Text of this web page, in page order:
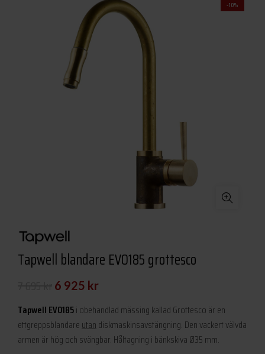
-10%
Tapwell blandare EVO185 grottesco
Det
ursprungliga
priset
var:
6 925 krDet
nuvarande
priset
är:
Tapwell EVO185i obehandlad mässing kallad Grottesco är en
ettgreppsblandareutandiskmaskinsavstängning. Den vackert välvda
armen är hög och svängbar. Håltagning i bänkskiva Ø35 mm.